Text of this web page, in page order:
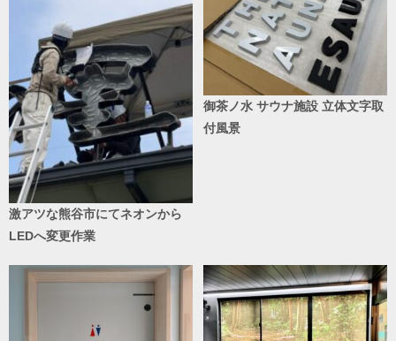
激アツな熊谷市にてネオンから
LEDへ変更作業
御茶ノ水 サウナ施設 立体文字取
付風景